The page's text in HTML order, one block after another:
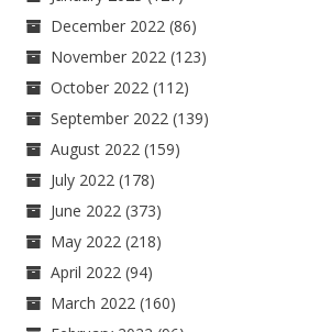
December 2022 (86)
November 2022 (123)
October 2022 (112)
September 2022 (139)
August 2022 (159)
July 2022 (178)
June 2022 (373)
May 2022 (218)
April 2022 (94)
March 2022 (160)